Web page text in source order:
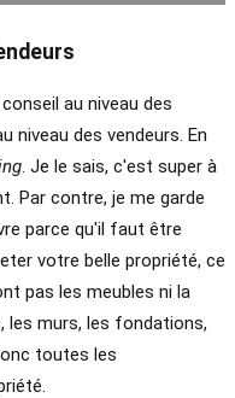
au niveau des
niveau des vendeurs. En
. Je le sais, c'est super à
Par contre, je me garde
parce qu'il faut être
votre belle propriété, ce
pas les meubles ni la
les murs, les fondations,
toutes les